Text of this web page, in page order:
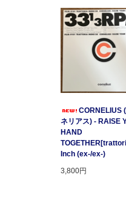
CORNELIUS
ネリアス) - RAISE
HAND
Inch (ex-/ex-)
3,800円